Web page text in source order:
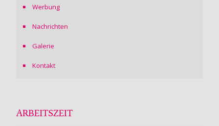
Werbung
Nachrichten
Galerie
Kontakt
ARBEITSZEIT